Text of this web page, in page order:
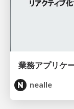
nealle